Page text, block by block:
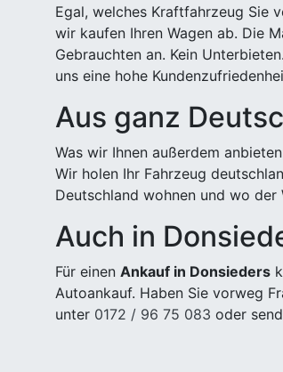
Egal, welches Kraftfahrzeug Sie
wir kaufen Ihren Wagen ab. Die
Gebrauchten an. Kein
uns eine hohe
Aus ganz
Was wir Ihnen außerdem
Wir holen Ihr Fahrzeug
Deutschland wohnen und wo
Auch in
Für einen Ankauf in Donsieders
Autoankauf. Haben Sie vorweg
unter 0172 / 96 75 083 oder